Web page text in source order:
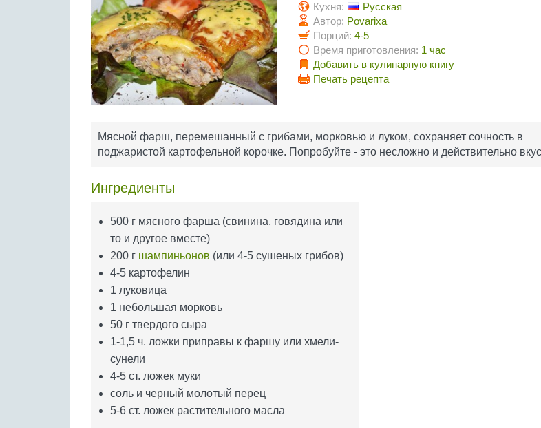
Кухня:
Русская
Автор: Povarixa
Порций: 4-5
Время приготовления: 1 час
Добавить в кулинарную книгу
Печать рецепта
Мясной фарш, перемешанный с грибами, морковью и луком, сохраняет сочность в
поджаристой картофельной корочке. Попробуйте - это несложно и действительно
Ингредиенты
500 г мясного фарша (свинина, говядина или
то и другое вместе)
200 г шампиньонов (или 4-5 сушеных грибов)
4-5 картофелин
1 луковица
1 небольшая морковь
50 г твердого сыра
1-1,5 ч. ложки приправы к фаршу или хмели-
сунели
4-5 ст. ложек муки
соль и черный молотый перец
5-6 ст. ложек растительного масла